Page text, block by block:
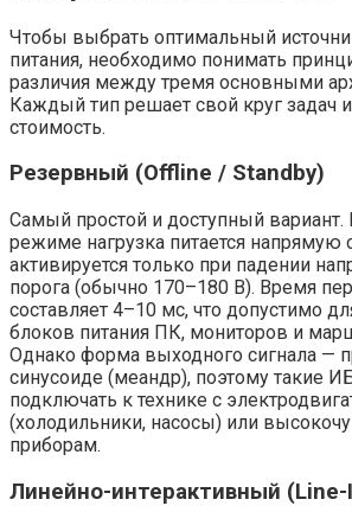
Чтобы выбрать оптимальный
питания, необходимо понимать
различия между тремя основными
Каждый тип решает свой круг задач
стоимость.
Резервный (Offline / Standby)
Самый простой и доступный
режиме нагрузка питается напрямую
активируется только при падении
порога (обычно 170–180 В). Время
составляет 4–10 мс, что допустимо
блоков питания ПК, мониторов и
Однако форма выходного сигнала —
синусоиде (меандр), поэтому такие
подключать к технике с
(холодильники, насосы) или
приборам.
Линейно-интерактивный